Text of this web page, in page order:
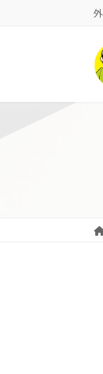
へ
ョ